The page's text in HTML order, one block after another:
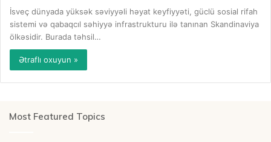
İsveç dünyada yüksək səviyyəli həyat keyfiyyəti, güclü sosial rifah
sistemi və qabaqcıl səhiyyə infrastrukturu ilə tanınan Skandinaviya
ölkəsidir. Burada təhsil…
Ətraflı oxuyun »
Most Featured Topics